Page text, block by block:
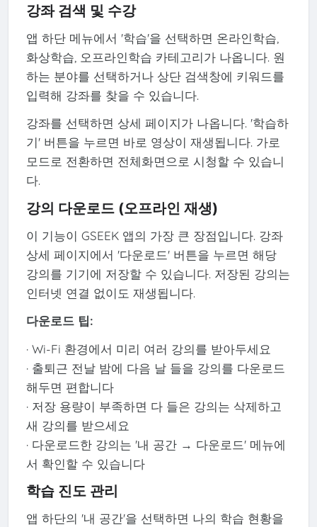
강좌 검색 및 수강
앱 하단 메뉴에서 '학습'을 선택하면 온라인학습,
화상학습, 오프라인학습 카테고리가 나옵니다. 원
하는 분야를 선택하거나 상단 검색창에 키워드를
입력해 강좌를 찾을 수 있습니다.
강좌를 선택하면 상세 페이지가 나옵니다. '학습하
기' 버튼을 누르면 바로 영상이 재생됩니다. 가로
모드로 전환하면 전체화면으로 시청할 수 있습니
다.
강의 다운로드 (오프라인 재생)
이 기능이 GSEEK 앱의 가장 큰 장점입니다. 강좌
상세 페이지에서 '다운로드' 버튼을 누르면 해당
강의를 기기에 저장할 수 있습니다. 저장된 강의는
인터넷 연결 없이도 재생됩니다.
다운로드 팁:
· Wi-Fi 환경에서 미리 여러 강의를 받아두세요
· 출퇴근 전날 밤에 다음 날 들을 강의를 다운로드
해두면 편합니다
· 저장 용량이 부족하면 다 들은 강의는 삭제하고
새 강의를 받으세요
· 다운로드한 강의는 '내 공간 → 다운로드' 메뉴에
서 확인할 수 있습니다
학습 진도 관리
앱 하단의 '내 공간'을 선택하면 나의 학습 현황을